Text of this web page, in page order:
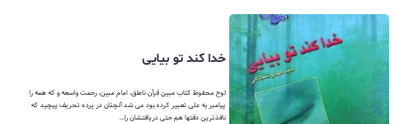
خدا کند تو بیایی
لوح محفوظ کتاب مبین قرآن ناطق، امام مبین، رحمت واسعه و که همه را
پیامبر به علی تعبیر کرده بود می شد آنچنان در پرده تحریف پیچید که
نافذترین دقتها هم حتی دریافتشان را...